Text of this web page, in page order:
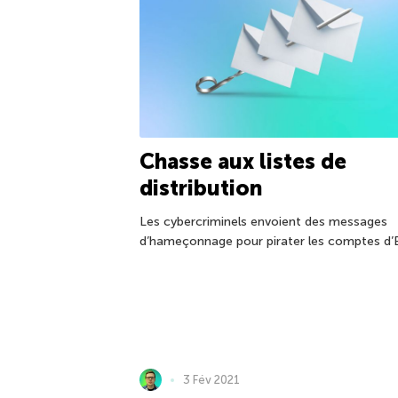
Chasse aux listes de
distribution
Les cybercriminels envoient des messages
d’hameçonnage pour pirater les comptes
3 Fév 2021